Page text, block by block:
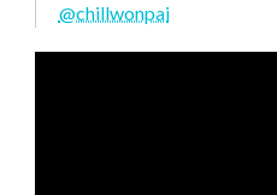
@chillwonpai